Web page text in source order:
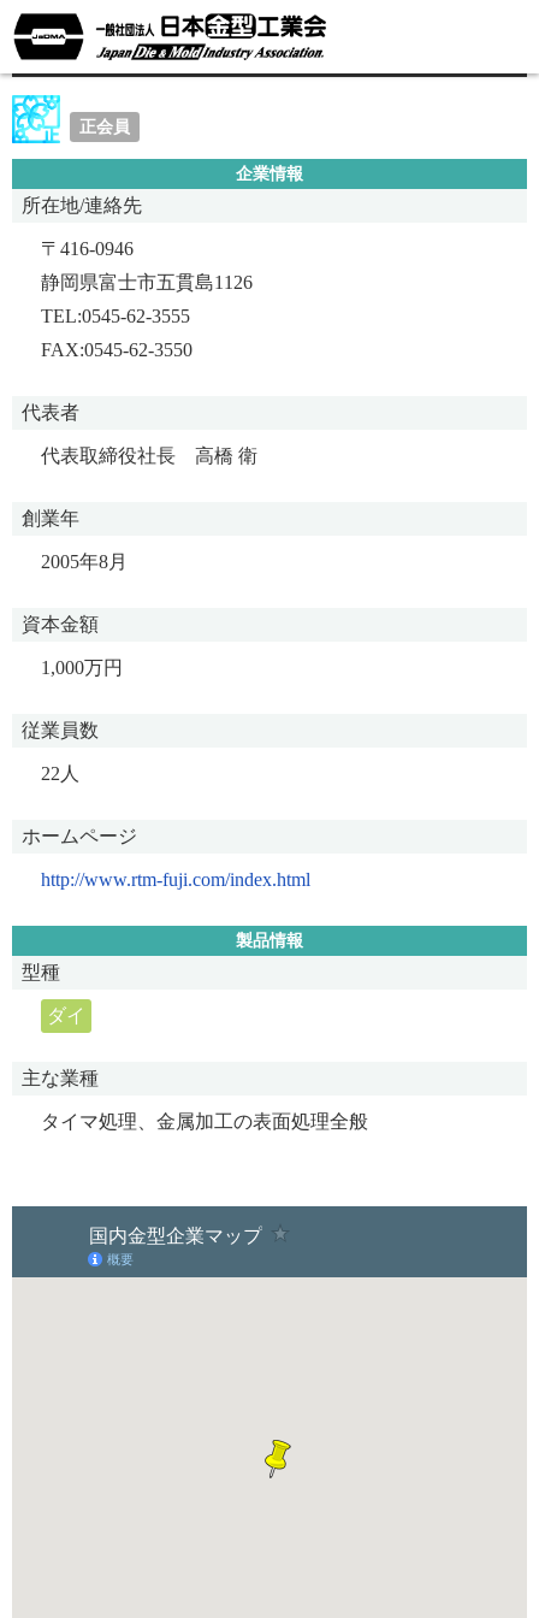
RTM株式会社
正会員
企業情報
所在地/連絡先
〒416-0946
静岡県富士市五貫島1126
TEL:0545-62-3555
FAX:0545-62-3550
代表者
代表取締役社長 高橋 衛
創業年
2005年8月
資本金額
1,000万円
従業員数
22人
ホームページ
http://www.rtm-fuji.com/index.html
製品情報
型種
ダイ
主な業種
タイマ処理、金属加工の表面処理全般